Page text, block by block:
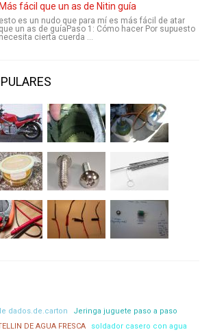
Más fácil que un as de Nitin guía
esto es un nudo que para mí es más fácil de atar
que un as de guíaPaso 1: Cómo hacer Por supuesto
necesita cierta cuerda ...
dados.de.carton
Jeringa juguete paso a paso
DE AGUA FRESCA soldador casero con agua